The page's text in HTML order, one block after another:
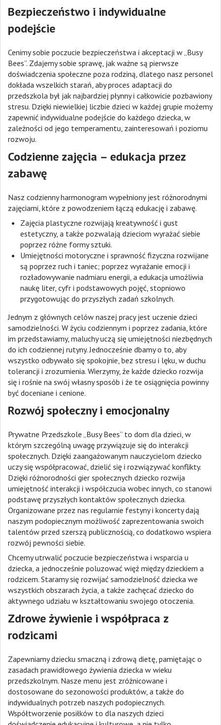
Bezpieczeństwo i indywidualne
podejście
Cenimy sobie poczucie bezpieczeństwa i akceptacji w „Busy
Bees”. Zdajemy sobie sprawę, jak ważne są pierwsze
doświadczenia społeczne poza rodziną, dlatego nasz personel
dokłada wszelkich starań, aby proces adaptacji do
przedszkola był jak najbardziej płynny i całkowicie pozbawiony
stresu. Dzięki niewielkiej liczbie dzieci w każdej grupie możemy
zapewnić indywidualne podejście do każdego dziecka, w
zależności od jego temperamentu, zainteresowań i poziomu
rozwoju.
Codzienne zajęcia – edukacja przez
zabawę
Nasz codzienny harmonogram wypełniony jest różnorodnymi
zajęciami, które z powodzeniem łączą edukację i zabawę.
Zajęcia plastyczne rozwijają kreatywność i gust
estetyczny, a także pozwalają dzieciom wyrażać siebie
poprzez różne formy sztuki.
Umiejętności motoryczne i sprawność fizyczna rozwijane
są poprzez ruch i taniec; poprzez wyrażanie emocji i
rozładowywanie nadmiaru energii, a edukacja umożliwia
naukę liter, cyfr i podstawowych pojęć, stopniowo
przygotowując do przyszłych zadań szkolnych.
Jednym z głównych celów naszej pracy jest uczenie dzieci
samodzielności. W życiu codziennym i poprzez zadania, które
im przedstawiamy, maluchy uczą się umiejętności niezbędnych
do ich codziennej rutyny. Jednocześnie dbamy o to, aby
wszystko odbywało się spokojnie, bez stresu i lęku, w duchu
tolerancji i zrozumienia. Wierzymy, że każde dziecko rozwija
się i rośnie na swój własny sposób i że te osiągnięcia powinny
być doceniane i cenione.
Rozwój społeczny i emocjonalny
Prywatne Przedszkole „Busy Bees” to dom dla dzieci, w
którym szczególną uwagę przywiązuje się do interakcji
społecznych. Dzięki zaangażowanym nauczycielom dziecko
uczy się współpracować, dzielić się i rozwiązywać konflikty.
Dzięki różnorodności gier społecznych dziecko rozwija
umiejętność interakcji i współczucia wobec innych, co stanowi
podstawę przyszłych kontaktów społecznych dziecka.
Organizowane przez nas regularnie festyny i koncerty dają
naszym podopiecznym możliwość zaprezentowania swoich
talentów przed szerszą publicznością, co dodatkowo wspiera
rozwój pewności siebie.
Chcemy utrwalić poczucie bezpieczeństwa i wsparcia u
dziecka, a jednocześnie poluzować więź między dzieckiem a
rodzicem. Staramy się rozwijać samodzielność dziecka we
wszystkich obszarach życia, a także zachęcać dziecko do
aktywnego udziału w kształtowaniu swojego otoczenia.
Zdrowe żywienie i współpraca z
rodzicami
Zapewniamy dziecku smaczną i zdrową dietę, pamiętając o
zasadach prawidłowego żywienia dziecka w wieku
przedszkolnym. Nasze menu jest zróżnicowane i
dostosowane do sezonowości produktów, a także do
indywidualnych potrzeb naszych podopiecznych.
Współtworzenie posiłków to dla naszych dzieci